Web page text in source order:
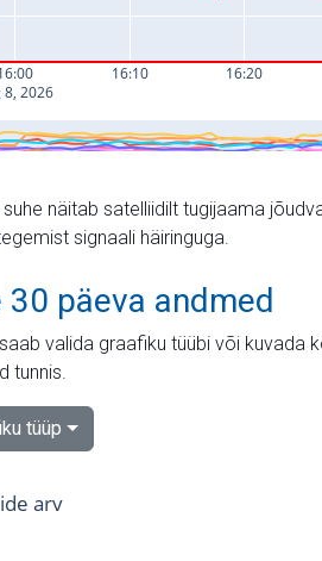
näitab satelliidilt tugijaama
signaali häiringuga.
30 päeva andmed
valida graafiku tüübi või
tunnis.
tüüp
arv